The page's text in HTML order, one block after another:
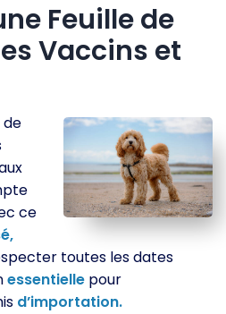
Feuille de
Vaccins et
de
ce
toutes les dates
essentielle pour
d’importation.